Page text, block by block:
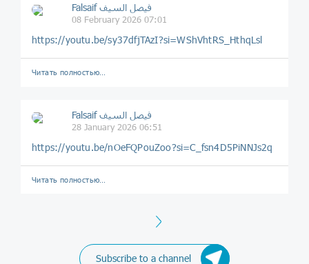
Falsaif فيصل السيف
08 February 2026 07:01
https://youtu.be/sy37dfjTAzI?si=WShVhtRS_HthqLsl
Читать полностью…
Falsaif فيصل السيف
28 January 2026 06:51
https://youtu.be/nOeFQPouZoo?si=C_fsn4D5PiNNJs2q
Читать полностью…
Next
Subscribe to a channel